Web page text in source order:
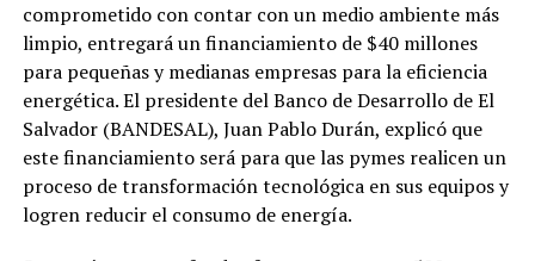
comprometido con contar con un medio ambiente más
limpio, entregará un financiamiento de $40 millones
para pequeñas y medianas empresas para la eficiencia
energética. El presidente del Banco de Desarrollo de El
Salvador (BANDESAL), Juan Pablo Durán, explicó que
este financiamiento será para que las pymes realicen un
proceso de transformación tecnológica en sus equipos y
logren reducir el consumo de energía.